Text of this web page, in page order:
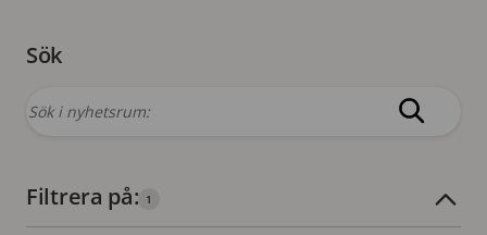
Sök
Filtrera på: Antal aktiva filter:
1